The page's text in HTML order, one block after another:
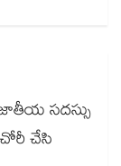
సదస్సు
చేసి